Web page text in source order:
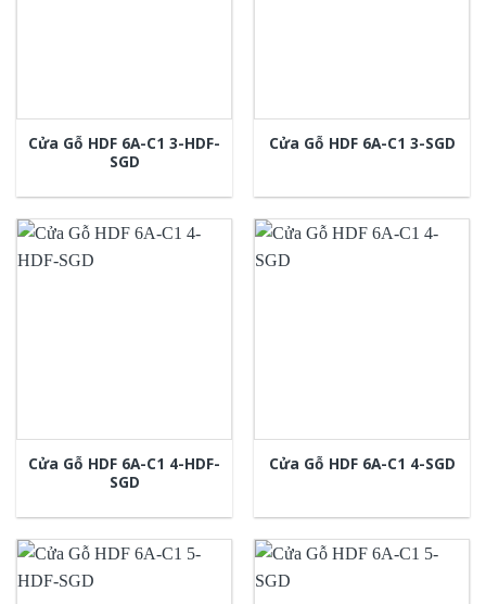
Cửa Gỗ HDF 6A-C1 3-HDF-
SGD
Cửa Gỗ HDF 6A-C1 3-SGD
Cửa Gỗ HDF 6A-C1 4-HDF-
SGD
Cửa Gỗ HDF 6A-C1 4-SGD